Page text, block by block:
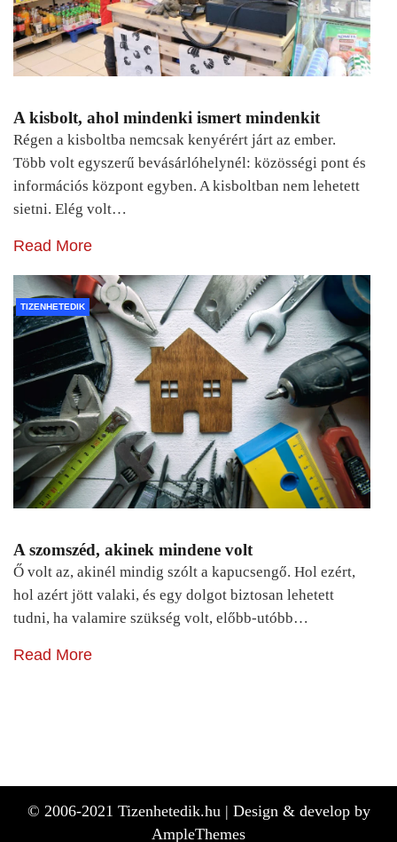
A kisbolt, ahol mindenki ismert mindenkit
Régen a kisboltba nemcsak kenyérért járt az ember.
Több volt egyszerű bevásárlóhelynél: közösségi pont és
információs központ egyben. A kisboltban nem lehetett
sietni. Elég volt…
Read More
TIZENHETEDIK
A szomszéd, akinek mindene volt
Ő volt az, akinél mindig szólt a kapucsengő. Hol ezért,
hol azért jött valaki, és egy dolgot biztosan lehetett
tudni, ha valamire szükség volt, előbb-utóbb…
Read More
© 2006-2021 Tizenhetedik.hu | Design & develop by
AmpleThemes